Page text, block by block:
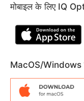
मोबाइल के लिए IQ
MacOS/Windows